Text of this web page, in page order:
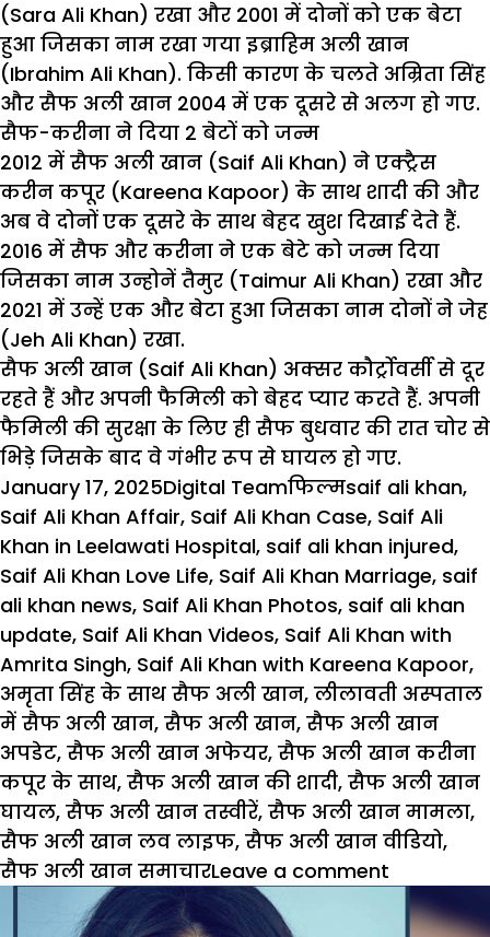
(Sara Ali Khan) रखा और 2001 में दोनों को एक बेटा
हुआ जिसका नाम रखा गया इब्राहिम अली खान
(Ibrahim Ali Khan). किसी कारण के चलते अम्रिता सिंह
और सैफ अली खान 2004 में एक दूसरे से अलग हो गए.
सैफ-करीना ने दिया 2 बेटों को जन्म
2012 में सैफ अली खान (Saif Ali Khan) ने एक्ट्रैस
करीन कपूर (Kareena Kapoor) के साथ शादी की और
अब वे दोनों एक दूसरे के साथ बेहद खुश दिखाई देते हैं.
2016 में सैफ और करीना ने एक बेटे को जन्म दिया
जिसका नाम उन्होनें तैमुर (Taimur Ali Khan) रखा और
2021 में उन्हें एक और बेटा हुआ जिसका नाम दोनों ने जेह
(Jeh Ali Khan) रखा.
सैफ अली खान (Saif Ali Khan) अक्सर कौर्ट्रोवर्सी से दूर
रहते हैं और अपनी फैमिली को बेहद प्यार करते हैं. अपनी
फैमिली की सुरक्षा के लिए ही सैफ बुधवार की रात चोर से
भिड़े जिसके बाद वे गंभीर रूप से घायल हो गए.
Posted
on
January 17, 2025Author
Digital TeamCategories
फिल्मTags
saif ali khan,
Saif Ali Khan Affair, Saif Ali Khan Case, Saif Ali
Khan in Leelawati Hospital, saif ali khan injured,
Saif Ali Khan Love Life, Saif Ali Khan Marriage, saif
ali khan news, Saif Ali Khan Photos, saif ali khan
update, Saif Ali Khan Videos, Saif Ali Khan with
Amrita Singh, Saif Ali Khan with Kareena Kapoor,
अमृता सिंह के साथ सैफ अली खान, लीलावती अस्पताल
में सैफ अली खान, सैफ अली खान, सैफ अली खान
अपडेट, सैफ अली खान अफेयर, सैफ अली खान करीना
कपूर के साथ, सैफ अली खान की शादी, सैफ अली खान
घायल, सैफ अली खान तस्वीरें, सैफ अली खान मामला,
सैफ अली खान लव लाइफ, सैफ अली खान वीडियो,
सैफ अली खान समाचारLeave a comment
आखिर
Saif